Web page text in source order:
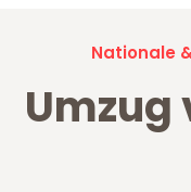
Nationale